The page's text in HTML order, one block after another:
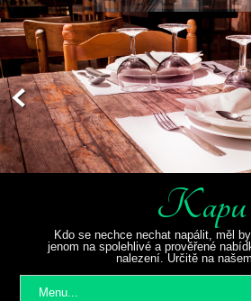
Kapu
Kdo se nechce nechat napálit, měl
jenom na spolehlivé a prověřené
nalezení. Určitě na
Menu...